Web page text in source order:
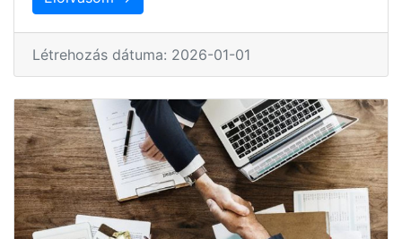
Létrehozás dátuma: 2026-01-01